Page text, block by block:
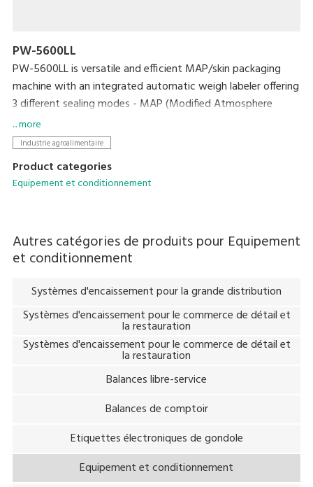
PW-5600LL
PW-5600LL is versatile and efficient MAP/skin packaging
machine with an integrated automatic weigh labeler offering
3 different sealing modes - MAP (Modified Atmosphere
Packing), VSP (Vacuum Skin Packing) and Seal Only (Natural
gas).
... more
Industrie agroalimentaire
Product categories
Equipement et conditionnement
Autres catégories de produits pour Equipement
et conditionnement
Systèmes d'encaissement pour la grande distribution
Systèmes d'encaissement pour le commerce de détail et
la restauration
Systèmes d'encaissement pour le commerce de détail et
la restauration
Balances libre-service
Balances de comptoir
Etiquettes électroniques de gondole
Equipement et conditionnement